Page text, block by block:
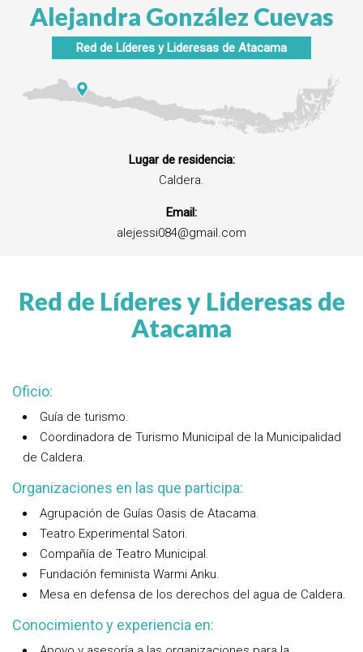
Alejandra González Cuevas
Red de Líderes y Lideresas de Atacama
Lugar de residencia:
Caldera.
Email:
alejessi084@gmail.com
Red de Líderes y Lideresas de
Atacama
Oficio:
Guía de turismo.
Coordinadora de Turismo Municipal de la Municipalidad
de Caldera.
Organizaciones en las que participa:
Agrupación de Guías Oasis de Atacama.
Teatro Experimental Satori.
Compañía de Teatro Municipal.
Fundación feminista Warmi Anku.
Mesa en defensa de los derechos del agua de Caldera.
Conocimiento y experiencia en: